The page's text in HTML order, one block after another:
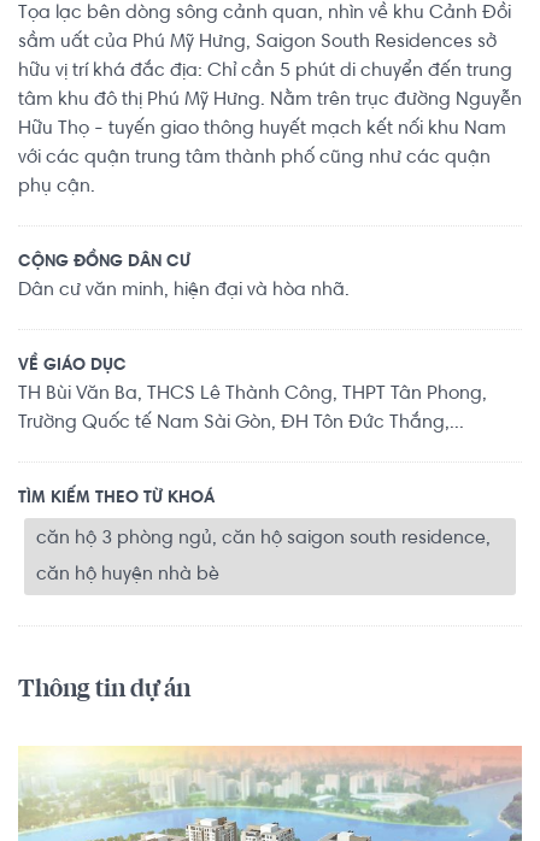
Tọa lạc bên dòng sông cảnh quan, nhìn về khu Cảnh Đồi
sầm uất của Phú Mỹ Hưng, Saigon South Residences sở
hữu vị trí khá đắc địa: Chỉ cần 5 phút di chuyển đến trung
tâm khu đô thị Phú Mỹ Hưng. Nằm trên trục đường Nguyễn
Hữu Thọ - tuyến giao thông huyết mạch kết nối khu Nam
với các quận trung tâm thành phố cũng như các quận
phụ cận.
CỘNG ĐỒNG DÂN CƯ
Dân cư văn minh, hiện đại và hòa nhã.
VỀ GIÁO DỤC
TH Bùi Văn Ba, THCS Lê Thành Công, THPT Tân Phong,
Trường Quốc tế Nam Sài Gòn, ĐH Tôn Đức Thắng,...
TÌM KIẾM THEO TỪ KHOÁ
căn hộ 3 phòng ngủ, căn hộ saigon south residence,
căn hộ huyện nhà bè
Thông tin dự án